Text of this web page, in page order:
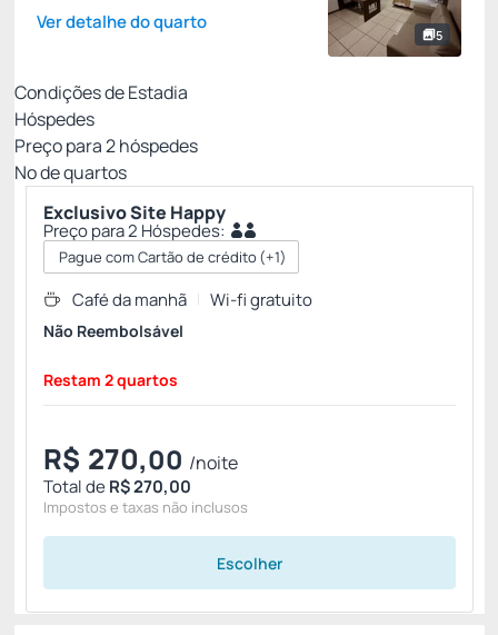
5
Ver detalhe do quarto
Condições de Estadia
Hóspedes
Preço para2hóspedes
Nº de quartos
Exclusivo Site Happy
Preço para 2 Hóspedes:
Pague com Cartão de crédito(+1)
Café da manhã Wi-fi gratuito
Não Reembolsável
Restam 2 quartos
R$ 270,00 /noite
Total deR$ 270,00
Impostos e taxas não inclusos
Escolher